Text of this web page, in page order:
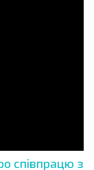
співпрацю з